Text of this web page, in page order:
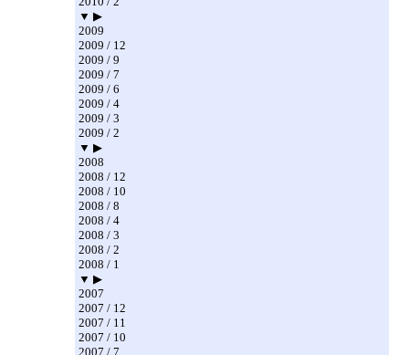
▼ ▶
2009
2009 / 12
2009 / 9
2009 / 7
2009 / 6
2009 / 4
2009 / 3
2009 / 2
▼ ▶
2008
2008 / 12
2008 / 10
2008 / 8
2008 / 4
2008 / 3
2008 / 2
2008 / 1
▼ ▶
2007
2007 / 12
2007 / 11
2007 / 10
2007 / 7